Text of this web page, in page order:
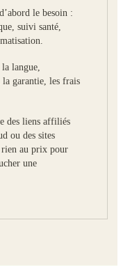
le besoin :
suivi santé,
langue,
garantie, les frais
des liens affiliés
ou des sites
rien au prix pour
une